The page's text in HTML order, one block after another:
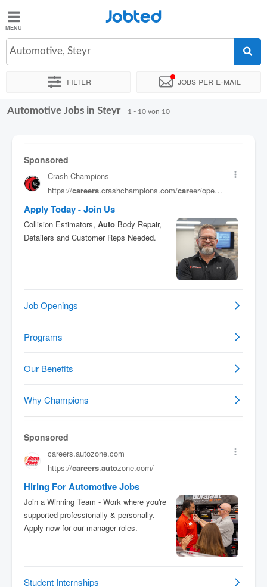
Jobted
Jobs
Jobted
Automotive, Steyr
Filter Jobs per e-mail
Sortieren nach Genauer Standort Unternehmen
Automotive Jobs in Steyr 1 - 10 von 10